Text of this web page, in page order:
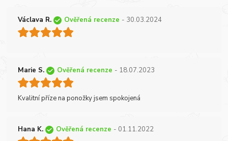
Václava R. Ověřená recenze - 30.03.2024
Marie S. Ověřená recenze - 18.07.2023
Kvalitní příze na ponožky jsem spokojená
Hana K. Ověřená recenze - 01.11.2022